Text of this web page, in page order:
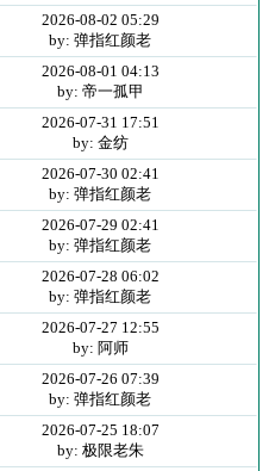
2026-08-02 05:29
by: 弹指红颜老
2026-08-01 04:13
by: 帝一孤甲
2026-07-31 17:51
by: 金纺
2026-07-30 02:41
by: 弹指红颜老
2026-07-29 02:41
by: 弹指红颜老
2026-07-28 06:02
by: 弹指红颜老
2026-07-27 12:55
by: 阿师
2026-07-26 07:39
by: 弹指红颜老
2026-07-25 18:07
by: 极限老朱